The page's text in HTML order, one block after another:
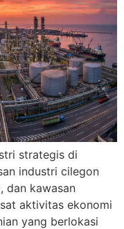
strategis di
industri cilegon
dan kawasan
aktivitas ekonomi
yang berlokasi